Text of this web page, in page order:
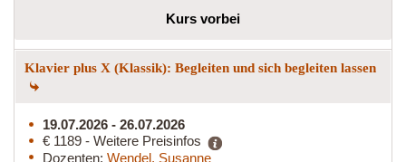
Kurs vorbei
Klavier plus X (Klassik): Begleiten und sich begleiten lassen
19.07.2026 - 26.07.2026
€ 1189 - Weitere Preisinfos
Dozenten: Wendel, Susanne